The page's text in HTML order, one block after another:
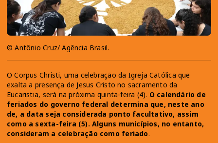
© Antônio Cruz/ Agência Brasil.
O Corpus Christi, uma celebração da Igreja Católica que
exalta a presença de Jesus Cristo no sacramento da
Eucaristia, será na próxima quinta-feira (4). O calendário de
feriados do governo federal determina que, neste ano
de, a data seja considerada ponto facultativo, assim
como a sexta-feira (5). Alguns municípios, no entanto,
consideram a celebração como feriado.